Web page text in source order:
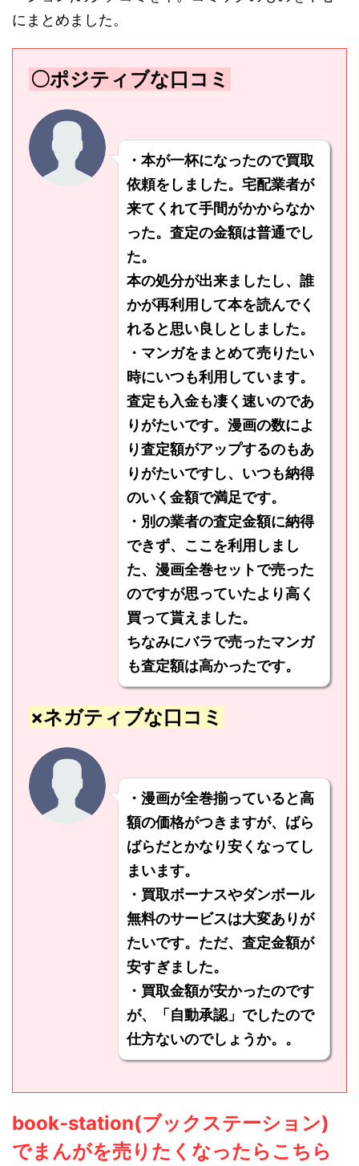
にまとめました。
〇ポジティブな口コミ
・本が一杯になったので買取
依頼をしました。宅配業者が
来てくれて手間がかからなか
った。査定の金額は普通でし
た。
本の処分が出来ましたし、誰
かが再利用して本を読んでく
れると思い良しとしました。
・マンガをまとめて売りたい
時にいつも利用しています。
査定も入金も凄く速いのであ
りがたいです。漫画の数によ
り査定額がアップするのもあ
りがたいですし、いつも納得
のいく金額で満足です。
・別の業者の査定金額に納得
できず、ここを利用しまし
た、漫画全巻セットで売った
のですが思っていたより高く
買って貰えました。
ちなみにバラで売ったマンガ
も査定額は高かったです。
×ネガティブな口コミ
・漫画が全巻揃っていると高
額の価格がつきますが、ばら
ばらだとかなり安くなってし
まいます。
・買取ボーナスやダンボール
無料のサービスは大変ありが
たいです。ただ、査定金額が
安すぎました。
・買取金額が安かったのです
が、「自動承認」でしたので
仕方ないのでしょうか。。
book-station(ブックステーション)
でまんがを売りたくなったらこちら